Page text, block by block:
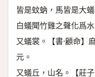
皆是蚊蚋，馬皆是大
白蟻聞竹雞之聲化爲水
又蟻裳。【書·顧命】
元。
又蟻丘，山名。【莊